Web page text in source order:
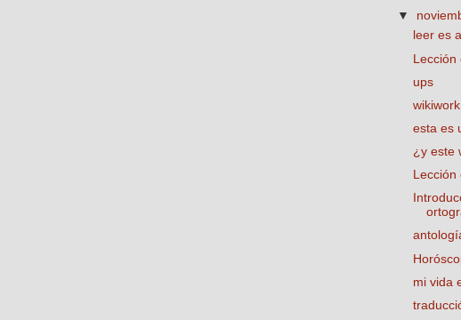
▼
leer es
Lección
ups
wikiwork
esta es
¿y este
Lección
mi vida